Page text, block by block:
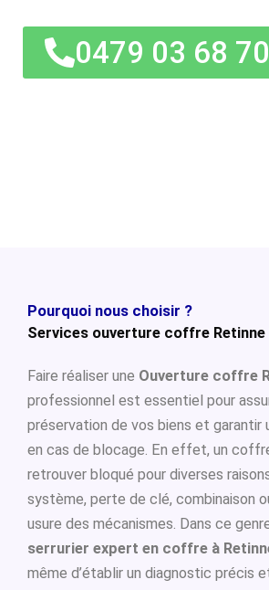
0479 03 68 70
Pourquoi nous choisir ?
Services ouverture coffre Retinne
Faire réaliser une Ouverture coffre
professionnel est essentiel pour
préservation de vos biens et garantir
en cas de blocage. En effet, un
retrouver bloqué pour diverses
système, perte de clé, combinaison
usure des mécanismes. Dans ce
serrurier expert en coffre à
même d’établir un diagnostic précis